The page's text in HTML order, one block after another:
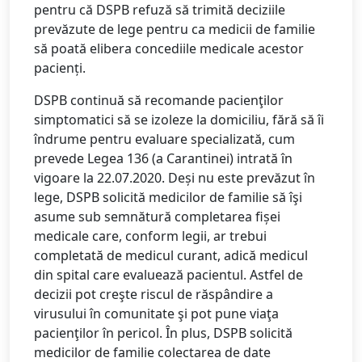
pentru că DSPB refuză să trimită deciziile
prevăzute de lege pentru ca medicii de familie
să poată elibera concediile medicale acestor
pacienți.
DSPB continuă să recomande pacienţilor
simptomatici să se izoleze la domiciliu, fără să îi
îndrume pentru evaluare specializată, cum
prevede Legea 136 (a Carantinei) intrată în
vigoare la 22.07.2020. Deși nu este prevăzut în
lege, DSPB solicită medicilor de familie să îşi
asume sub semnătură completarea fișei
medicale care, conform legii, ar trebui
completată de medicul curant, adică medicul
din spital care evaluează pacientul. Astfel de
decizii pot creşte riscul de răspândire a
virusului în comunitate şi pot pune viaţa
pacienţilor în pericol. În plus, DSPB solicită
medicilor de familie colectarea de date